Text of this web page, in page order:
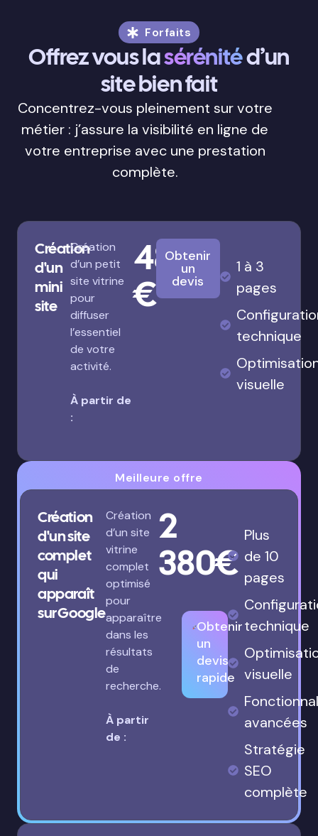
Forfaits
Offrez vous lasérénitéd’un
site bien fait
Concentrez-vous pleinement sur votre
métier : j’assure la visibilité en ligne de
votre entreprise avec une prestation
complète.
Création
d'un
mini
site
Création
d’un petit
site vitrine
pour
diffuser
l’essentiel
de votre
activité.
À partir de
:
480
€
Obtenir
un
devis
1 à 3
pages
technique
visuelle
Meilleure offre
Création
d'un site
complet
qui
apparaît
sur Google
Création
d’un site
vitrine
complet
optimisé
pour
apparaître
dans les
résultats
de
recherche.
À partir
de :
2
380€
Obtenir
un
devis
rapide
Plus
de 10
pages
technique
visuelle
avancées
Stratégie
SEO
complète